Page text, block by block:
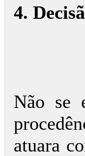
4.
Não se
atuara